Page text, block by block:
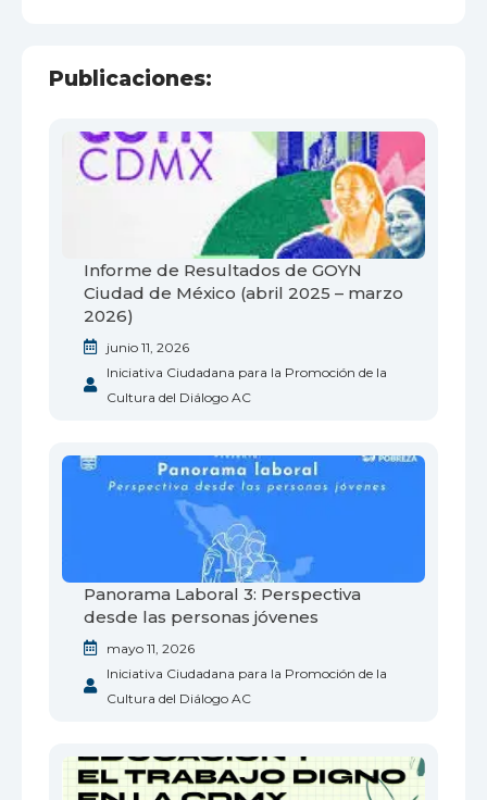
Publicaciones:
Informe de Resultados de GOYN
Ciudad de México (abril 2025 – marzo
2026)
junio 11, 2026
Iniciativa Ciudadana para la Promoción de la
Cultura del Diálogo AC
Panorama Laboral 3: Perspectiva
desde las personas jóvenes
mayo 11, 2026
Iniciativa Ciudadana para la Promoción de la
Cultura del Diálogo AC